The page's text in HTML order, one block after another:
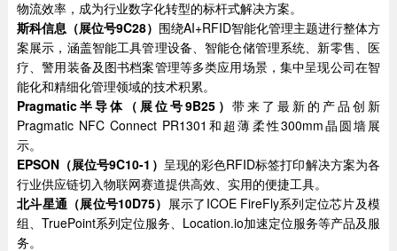
物流效率，成为行业数字化转型的标杆式解决方案。
斯科信息（展位号9C28） 围绕AI+RFID智能化管理主题进行整体方
案展示，涵盖智能工具管理设备、智能仓储管理系统、新零售、医
疗、警用装备及图书档案管理等多类应用场景，集中呈现公司在智
能化和精细化管理领域的技术积累。
Pragmatic半导体（展位号9B25）带来了最新的产品创新
Pragmatic NFC Connect PR1301和超薄柔性300mm晶圆墙展
示。
EPSON（展位号9C10-1） 呈现的彩色RFID标签打印解决方案为各
行业供应链切入物联网赛道提供高效、实用的便捷工具。
北斗星通（展位号10D75） 展示了ICOE FireFly系列定位芯片及模
组、TruePoint系列定位服务、Location.io加速定位服务等产品及服
务。